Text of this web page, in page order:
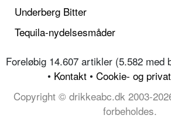
Underberg Bitter
Tequila-nydelsesmåder
Foreløbig 14.607 artikler (5.582 med
• Kontakt • Cookie- og
Copyright © drikkeabc.dk 2003-
forbeholdes.